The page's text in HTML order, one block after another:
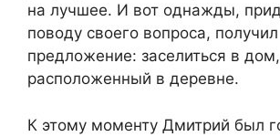
на лучшее. И вот однажды,
поводу своего вопроса, получил
предложение: заселиться в дом,
расположенный в деревне.
К этому моменту Дмитрий был